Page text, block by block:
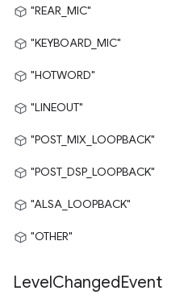
"REAR_MIC"
"KEYBOARD_MIC"
"HOTWORD"
"LINEOUT"
"POST_MIX_LOOPBACK"
"POST_DSP_LOOPBACK"
"ALSA_LOOPBACK"
"OTHER"
LevelChangedEvent